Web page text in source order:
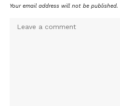
Your email address will not be published.